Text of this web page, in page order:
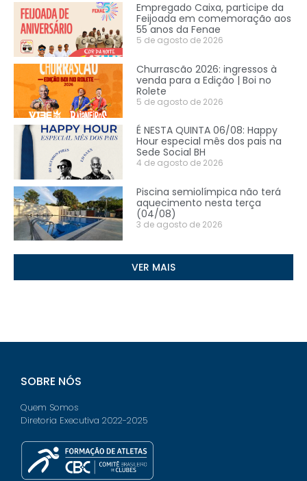
Empregado Caixa, participe da
Feijoada em comemoração aos
55 anos da Fenae
5 de agosto de 2026
Churrascão 2026: ingressos à
venda para a Edição | Boi no
Rolete
5 de agosto de 2026
É NESTA QUINTA 06/08: Happy
Hour especial mês dos pais na
Sede Social BH
4 de agosto de 2026
Piscina semiolímpica não terá
aquecimento nesta terça
(04/08)
3 de agosto de 2026
VER MAIS
SOBRE NÓS
Quem Somos
Diretoria Executiva 2022-2025